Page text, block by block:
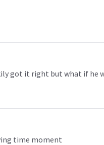
got it right but what if he
time moment